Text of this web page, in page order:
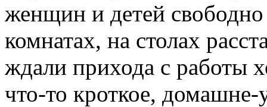
женщин и детей свободно
комнатах, на столах
ждали прихода с работы
что-то кроткое,